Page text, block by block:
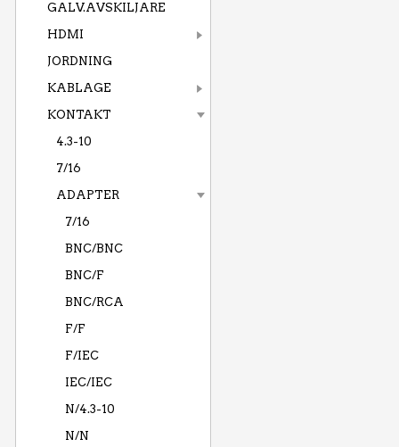
GALV.AVSKILJARE
HDMI
JORDNING
KABLAGE
KONTAKT
4.3-10
7/16
ADAPTER
7/16
BNC/BNC
BNC/F
BNC/RCA
F/F
F/IEC
IEC/IEC
N/4.3-10
N/N